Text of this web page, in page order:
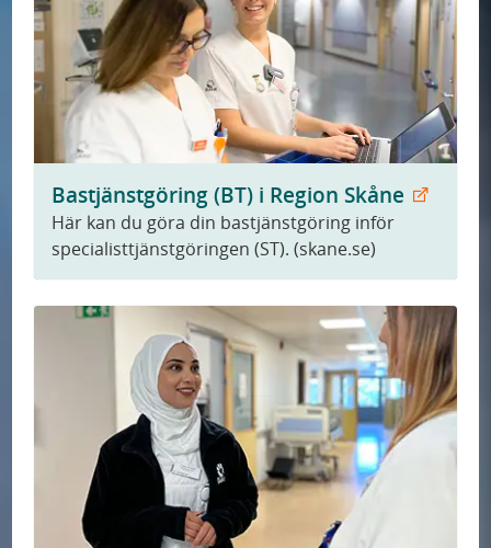
Bastjänstgöring (BT) i Region Skåne
Här kan du göra din bastjänstgöring inför
specialisttjänstgöringen (ST). (skane.se)